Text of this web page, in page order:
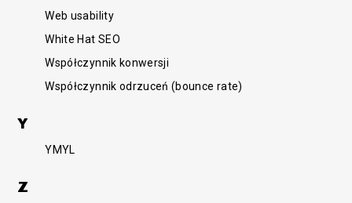
Web usability
White Hat SEO
Współczynnik konwersji
Współczynnik odrzuceń (bounce rate)
Y
YMYL
Z